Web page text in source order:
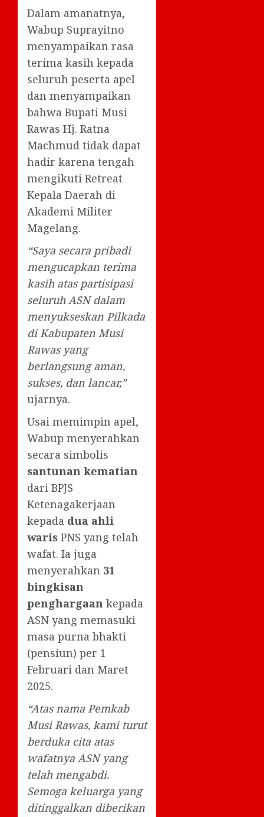
Dalam amanatnya,
Wabup Suprayitno
menyampaikan rasa
terima kasih kepada
seluruh peserta apel
dan menyampaikan
bahwa Bupati Musi
Rawas Hj. Ratna
Machmud tidak dapat
hadir karena tengah
mengikuti Retreat
Kepala Daerah di
Akademi Militer
Magelang.
“Saya secara pribadi
mengucapkan terima
kasih atas partisipasi
seluruh ASN dalam
menyukseskan Pilkada
di Kabupaten Musi
Rawas yang
berlangsung aman,
sukses, dan lancar,”
ujarnya.
Usai memimpin apel,
Wabup menyerahkan
secara simbolis
santunan kematian
dari BPJS
Ketenagakerjaan
kepada dua ahli
waris PNS yang telah
wafat. Ia juga
menyerahkan 31
bingkisan
penghargaan kepada
ASN yang memasuki
masa purna bhakti
(pensiun) per 1
Februari dan Maret
2025.
“Atas nama Pemkab
Musi Rawas, kami turut
berduka cita atas
wafatnya ASN yang
telah mengabdi.
Semoga keluarga yang
ditinggalkan diberikan